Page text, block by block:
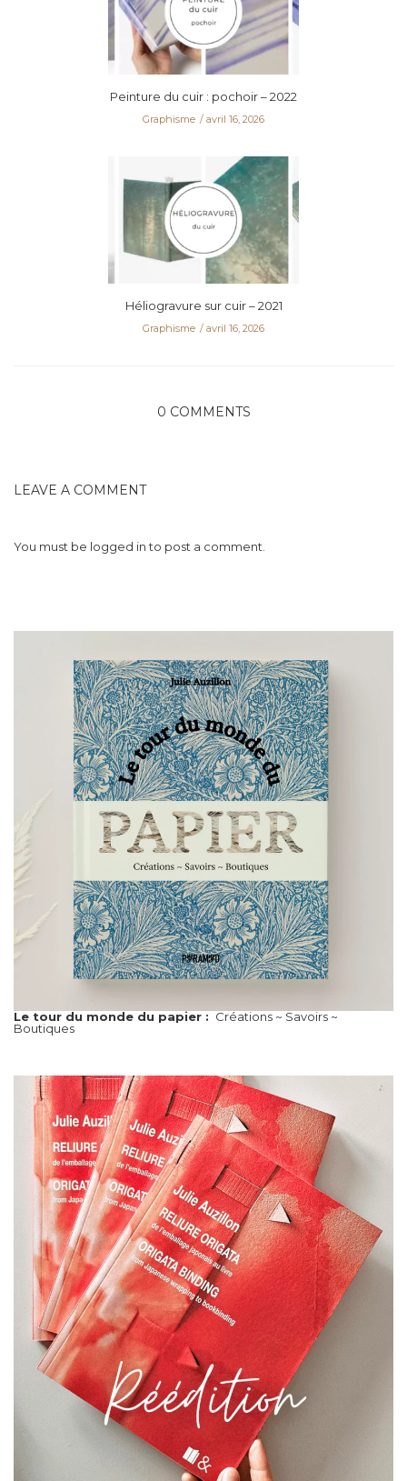
Peinture du cuir : pochoir – 2022
Graphisme avril 16, 2026
Héliogravure sur cuir – 2021
Graphisme avril 16, 2026
0 COMMENTS
LEAVE A COMMENT
You must be logged into post a comment.
Le tour du monde du papier :Créations ~ Savoirs ~
Boutiques